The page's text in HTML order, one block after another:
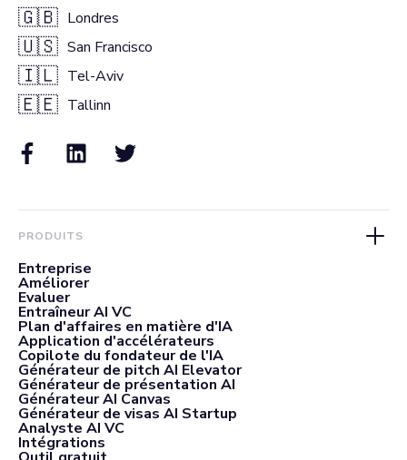
🇬🇧 Londres
🇺🇸 San Francisco
🇮🇱 Tel-Aviv
🇪🇪 Tallinn
PRODUITS
Entreprise
Améliorer
Evaluer
Entraîneur AI VC
Plan d'affaires en matière d'IA
Application d'accélérateurs
Copilote du fondateur de l'IA
Générateur de pitch AI Elevator
Générateur de présentation AI
Générateur AI Canvas
Générateur de visas AI Startup
Analyste AI VC
Intégrations